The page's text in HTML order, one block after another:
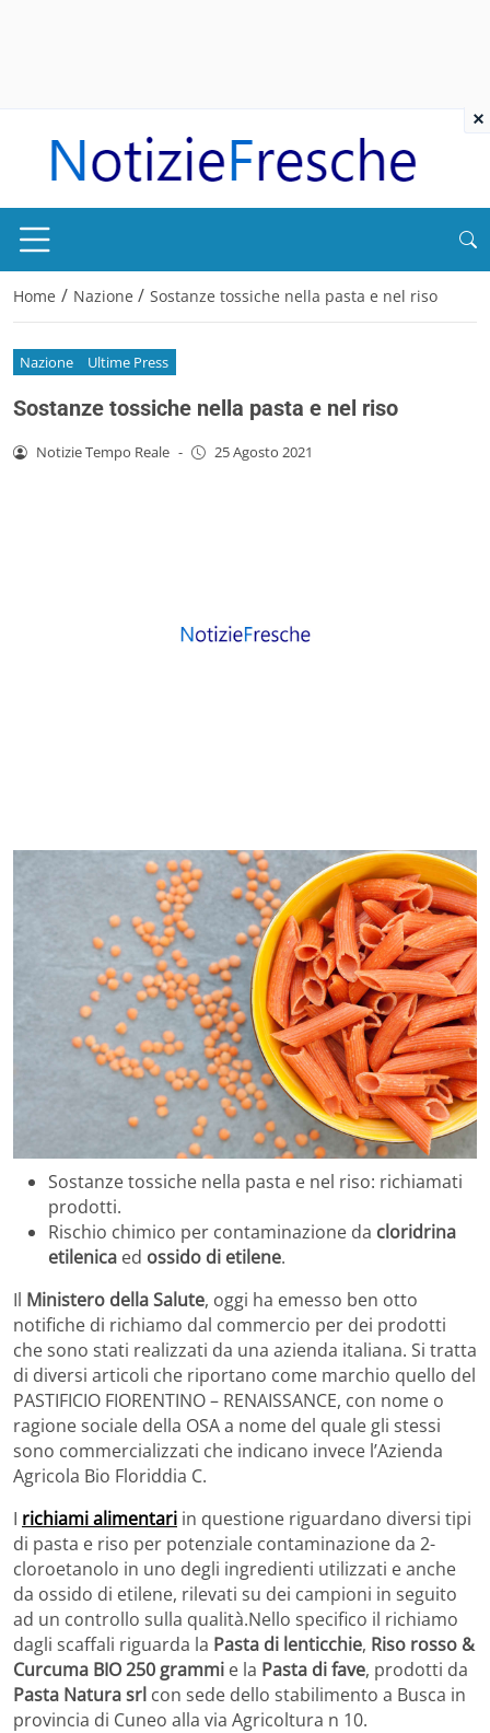
Home / Nazione / Sostanze tossiche nella pasta e nel riso
Nazione Ultime Press
Sostanze tossiche nella pasta e nel riso
Notizie Tempo Reale - 25 Agosto 2021
Sostanze tossiche nella pasta e nel riso: richiamati
prodotti.
Rischio chimico per contaminazione da cloridrina
etilenica ed ossido di etilene.
Il Ministero della Salute, oggi ha emesso ben otto
notifiche di richiamo dal commercio per dei prodotti
che sono stati realizzati da una azienda italiana. Si tratta
di diversi articoli che riportano come marchio quello del
PASTIFICIO FIORENTINO – RENAISSANCE, con nome o
ragione sociale della OSA a nome del quale gli stessi
sono commercializzati che indicano invece l’Azienda
Agricola Bio Floriddia C.
I richiami alimentari in questione riguardano diversi tipi
di pasta e riso per potenziale contaminazione da 2-
cloroetanolo in uno degli ingredienti utilizzati e anche
da ossido di etilene, rilevati su dei campioni in seguito
ad un controllo sulla qualità.Nello specifico il richiamo
dagli scaffali riguarda la Pasta di lenticchie, Riso rosso &
Curcuma BIO 250 grammi e la Pasta di fave, prodotti da
Pasta Natura srl con sede dello stabilimento a Busca in
provincia di Cuneo alla via Agricoltura n 10.
×